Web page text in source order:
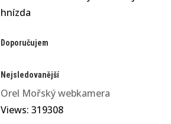
hnízda
Doporučujem
Nejsledovanější
Orel Mořský webkamera
Views: 319308